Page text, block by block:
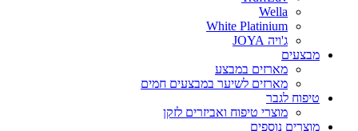
Wella
White Platinium
ג'ויה JOYA
מבצעים
מארזים במבצע
מארזים לשיער במבצעים חמים
טיפוח לגבר
מוצרי טיפוח ואביזרים לזקן
מוצרים נוספים